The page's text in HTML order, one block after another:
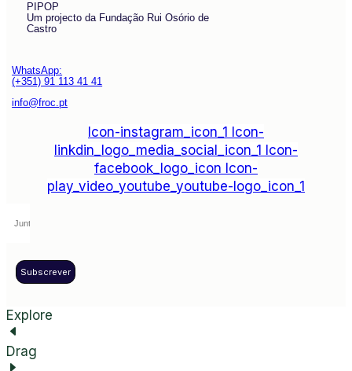
PIPOP
Um projecto da Fundação Rui Osório de
Castro
WhatsApp:
(+351) 91 113 41 41
info@froc.pt
Icon-instagram_icon_1
Icon-
linkdin_logo_media_social_icon_1
Icon-
facebook_logo_icon Icon-
play_video_youtube_youtube-logo_icon_1
Subscrever
Explore
Drag